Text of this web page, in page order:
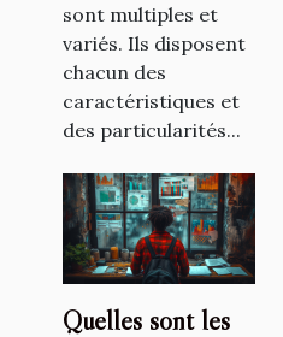
sont multiples et
variés. Ils disposent
chacun des
caractéristiques et
des particularités...
Quelles sont les